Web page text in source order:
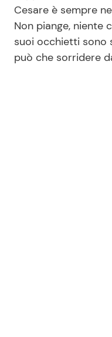
Cesare è sempre
Non piange, niente
suoi occhietti sono
può che sorridere